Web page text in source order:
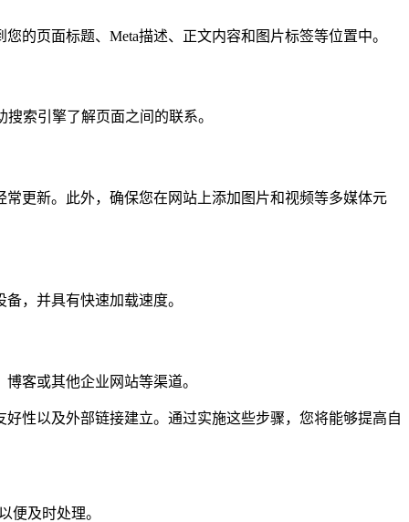
的页面标题、Meta描述、正文内容和图片标签等位置中。
索引擎了解页面之间的联系。
更新。此外，确保您在网站上添加图片和视频等多媒体元
，并具有快速加载速度。
客或其他企业网站等渠道。
性以及外部链接建立。通过实施这些步骤，您将能够提高自
便及时处理。